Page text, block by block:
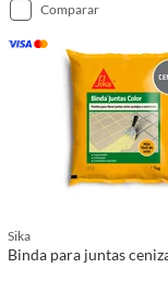
comparar
Sika
Binda para juntas